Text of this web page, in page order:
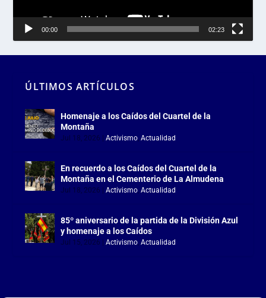
00:00 02:23
ÚLTIMOS ARTÍCULOS
Homenaje a los Caídos del Cuartel de la
Montaña
Jul 18, 2026 |Activismo,Actualidad
En recuerdo a los Caídos del Cuartel de la
Montaña en el Cementerio de La Almudena
Jul 18, 2026 |Activismo,Actualidad
85º aniversario de la partida de la División Azul
y homenaje a los Caídos
Jul 15, 2026 |Activismo,Actualidad